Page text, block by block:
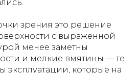
зрения это решение
с выраженной
менее заметны
и мелкие вмятины — те
эксплуатации, которые на